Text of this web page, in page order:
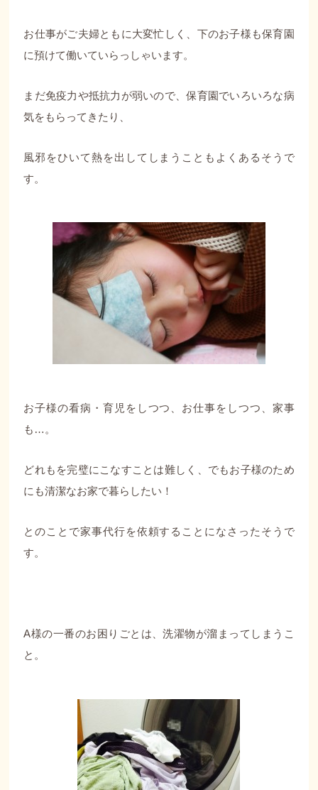
お仕事がご夫婦ともに大変忙しく、下のお子様も保育園
に預けて働いていらっしゃいます。
まだ免疫力や抵抗力が弱いので、保育園でいろいろな病
気をもらってきたり、
風邪をひいて熱を出してしまうこともよくあるそうで
す。
お子様の看病・育児をしつつ、お仕事をしつつ、家事
も…。
どれもを完璧にこなすことは難しく、でもお子様のため
にも清潔なお家で暮らしたい！
とのことで家事代行を依頼することになさったそうで
す。
A様の一番のお困りごとは、洗濯物が溜まってしまうこ
と。